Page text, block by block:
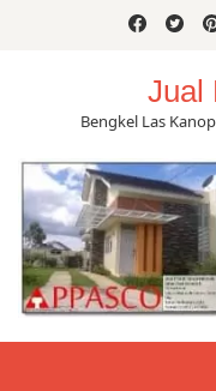
Jual
Bengkel Las